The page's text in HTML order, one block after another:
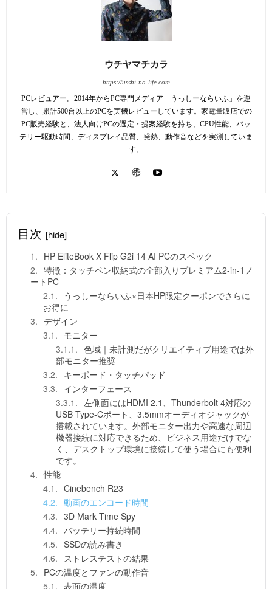
ウチヤマチカラ
https://usshi-na-life.com
PCレビュアー。2014年からPC専門メディア「うっしーならいふ」を運
営し、累計500台以上のPCを実機レビューしています。家電量販店での
PC販売経験と、法人向けPCの選定・提案経験を持ち、CPU性能、バッ
テリー駆動時間、ディスプレイ品質、発熱、動作音などを実測していま
す。
目次 [hide]
HP EliteBook X Flip G2i 14 AI PCのスペック
特徴：タッチペン収納式の全部入りプレミアム2-in-1ノ
ートPC
うっしーならいふ×日本HP限定クーポンでさらに
お得に
デザイン
モニター
色域｜未計測だがクリエイティブ用途では外
部モニター推奨
キーボード・タッチパッド
インターフェース
左側面にはHDMI 2.1、Thunderbolt 4対応の
USB Type-Cポート、3.5mmオーディオジャックが
搭載されています。外部モニター出力や高速な周辺
機器接続に対応できるため、ビジネス用途だけでな
く、デスクトップ環境に接続して使う場合にも便利
です。
性能
Cinebench R23
動画のエンコード時間
3D Mark Time Spy
バッテリー持続時間
SSDの読み書き
ストレステストの結果
PCの温度とファンの動作音
表面の温度